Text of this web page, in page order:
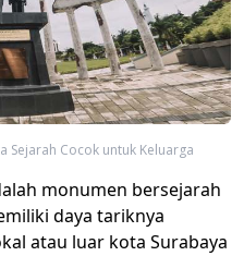
Sejarah Cocok untuk Keluarga
monumen bersejarah
daya tariknya
atau luar kota Surabaya